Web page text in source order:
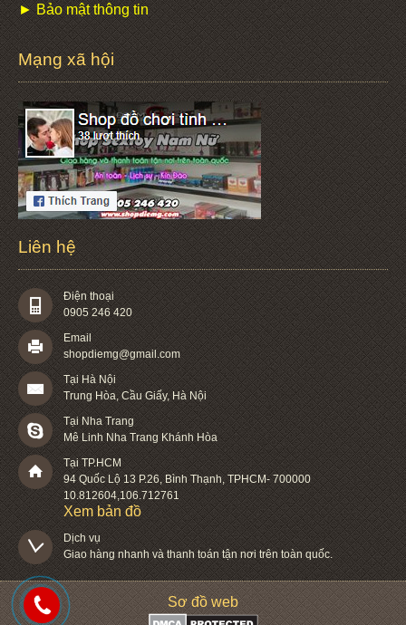
► Bảo mật thông tin
Mạng xã hội
Liên hệ
Điện thoại
0905 246 420
Email
shopdiemg@gmail.com
Tại Hà Nội
Trung Hòa, Cầu Giấy, Hà Nội
Tại Nha Trang
Mê Linh Nha Trang Khánh Hòa
Tại TP.HCM
94 Quốc Lộ 13 P.26,Bình Thạnh,TPHCM-700000
10.812604,106.712761
Xem bản đồ
Dịch vụ
Giao hàng nhanh và thanh toán tận nơi trên toàn quốc.
Sơ đồ web